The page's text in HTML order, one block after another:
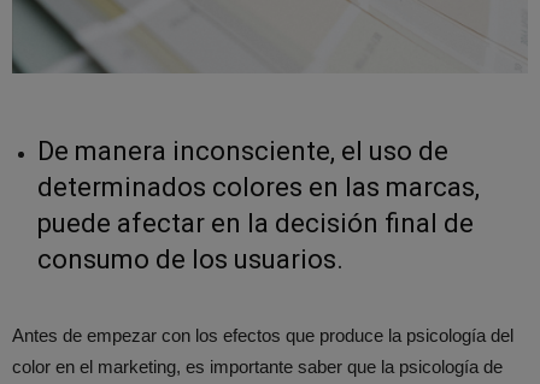
De manera inconsciente, el uso de
determinados colores en las marcas,
puede afectar en la decisión final de
consumo de los usuarios.
Antes de empezar con los efectos que produce la psicología del
color en el marketing, es importante saber que la psicología de